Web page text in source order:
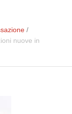
/
nuove in